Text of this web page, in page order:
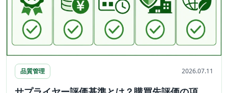
品質管理 2026.07.11